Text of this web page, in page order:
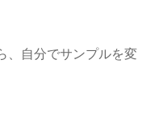
、自分でサンプルを変